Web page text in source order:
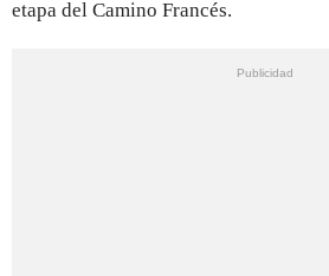
etapa del Camino Francés.